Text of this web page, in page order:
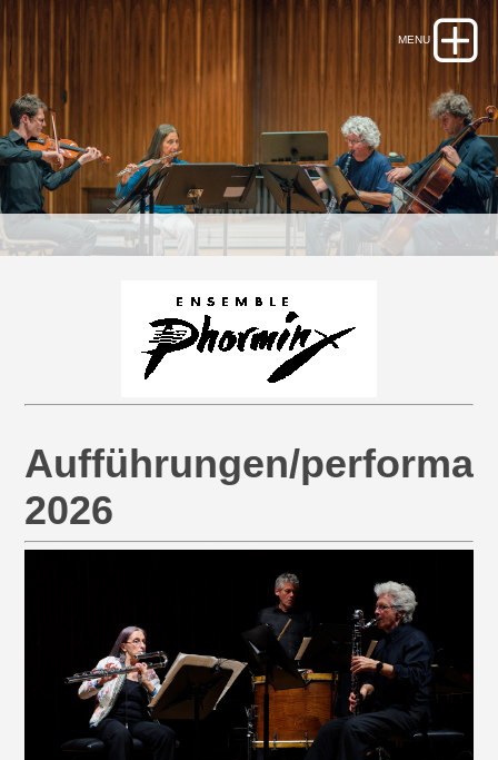
Aufführungen/
2026